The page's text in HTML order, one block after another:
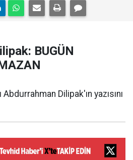
BUGÜN
Dilipak'ın yazısını